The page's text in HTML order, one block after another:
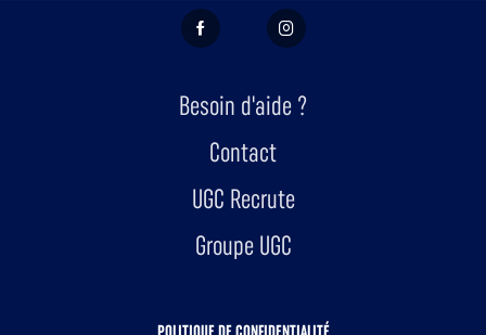
FACEBOOK INSTAGRAM
Besoin d'aide ?
Contact
UGC Recrute
Groupe UGC